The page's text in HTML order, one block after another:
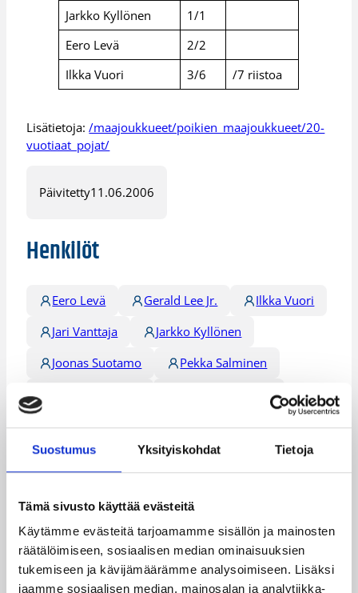
Suostumus Yksityiskohdat Tietoja
Tämä sivusto käyttää evästeitä
Käytämme evästeitä tarjoamamme sisällön ja mainosten
räätälöimiseen, sosiaalisen median ominaisuuksien
tukemiseen ja kävijämäärämme analysoimiseen. Lisäksi
jaamme sosiaalisen median, mainosalan ja analytiikka-
Jarkko Kyllönen
1/1
Eero Levä
2/2
Ilkka Vuori
3/6 /7 riistoa
Lisätietoja:/maajoukkueet/poikien_maajoukkueet/20-
vuotiaat_pojat/
Päivitetty11.06.2006
Henkilöt
Eero Levä Gerald Lee Jr.
Ilkka Vuori
Jari Vanttaja
Jarkko Kyllönen
Joonas Suotamo
Pekka Salminen
Samuel Haanpää
Tero Laitinen
Vesa Mäkäläinen
Viljami Vanjoki
Ville Liimo
Kategoriat
Maajoukkue Maaottelu
MU20
Pääjuttu